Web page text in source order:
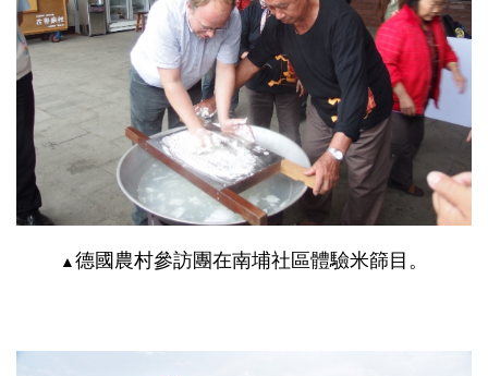
▲德國農村參訪團在南埔社區體驗米篩目。